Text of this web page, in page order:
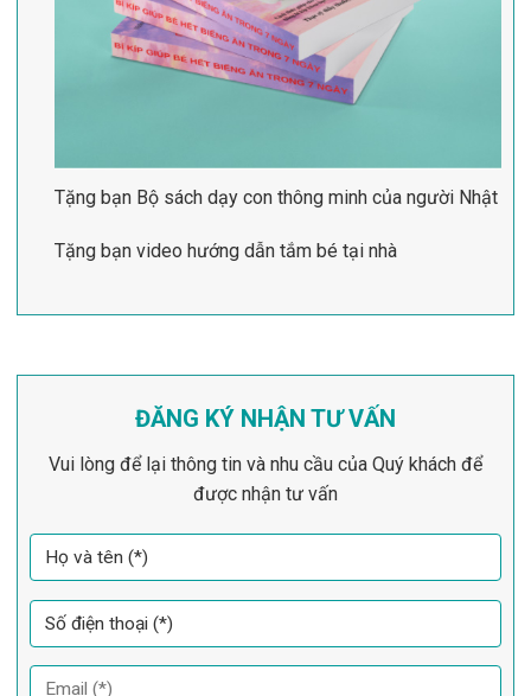
Tặng bạn Bộ sách dạy con thông minh của người Nhật
Tặng bạn video hướng dẫn tắm bé tại nhà
ĐĂNG KÝ NHẬN TƯ VẤN
Vui lòng để lại thông tin và nhu cầu của Quý khách để
được nhận tư vấn